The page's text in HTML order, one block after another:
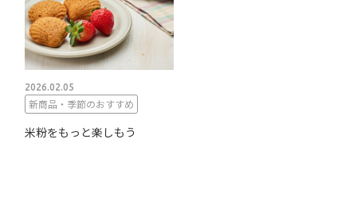
2026.02.05
新商品・季節のおすすめ
米粉をもっと楽しもう